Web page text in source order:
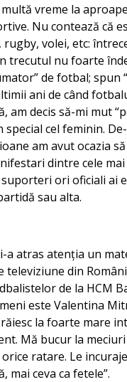
vreme la
Nu contează că
volei, etc:
trecutul nu foarte
de fotbal; spun
ani de când
am decis să-mi mut
special cel feminin.
am avut ocazia
dintre cele
ori oficiali ai
sau alta.
a atras atenția un
televiziune din
de la HCM
este Valentina
la foarte mare
Mă bucur la
ratare. Le
mai ceva ca fetele”.